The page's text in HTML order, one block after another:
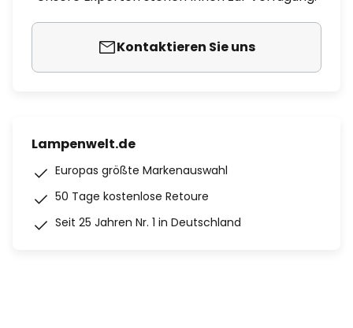
Kontaktieren Sie uns
Lampenwelt.de
Europas größte Markenauswahl
50 Tage kostenlose Retoure
Seit 25 Jahren Nr. 1 in Deutschland